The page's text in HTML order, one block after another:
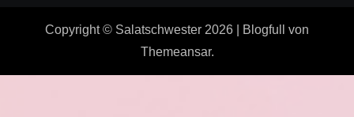
Copyright © Salatschwester 2026 Blogfull
von
Themeansar.